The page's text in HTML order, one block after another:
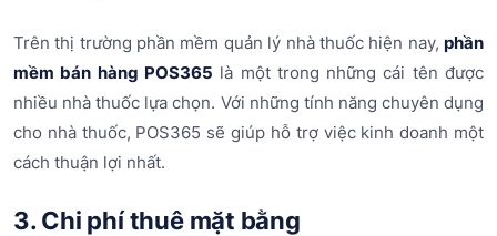
Trên thị trường phần mềm quản lý nhà thuốc hiện nay, phần
mềm bán hàng POS365 là một trong những cái tên được
nhiều nhà thuốc lựa chọn. Với những tính năng chuyên dụng
cho nhà thuốc, POS365 sẽ giúp hỗ trợ việc kinh doanh một
cách thuận lợi nhất.
3. Chi phí thuê mặt bằng